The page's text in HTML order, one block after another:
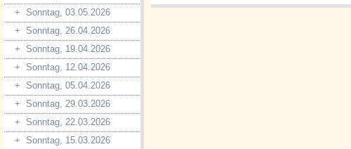
+ Sonntag, 03.05.2026
+ Sonntag, 26.04.2026
+ Sonntag, 19.04.2026
+ Sonntag, 12.04.2026
+ Sonntag, 05.04.2026
+ Sonntag, 29.03.2026
+ Sonntag, 22.03.2026
+ Sonntag, 15.03.2026